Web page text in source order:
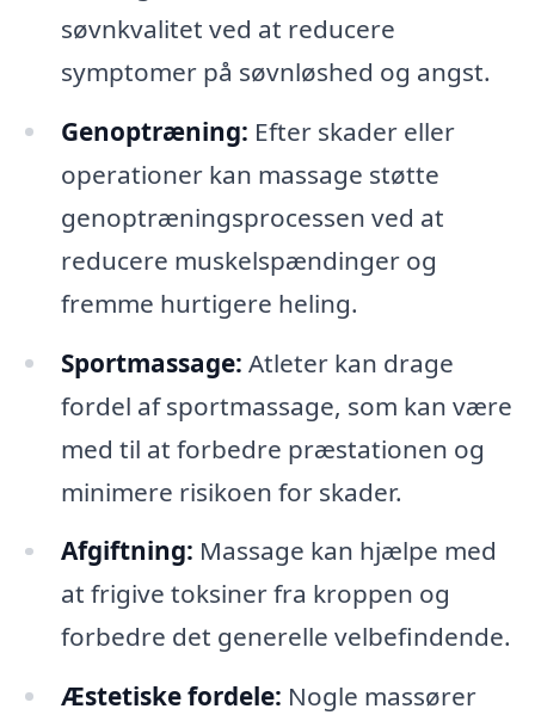
søvnkvalitet ved at reducere
symptomer på søvnløshed og angst.
Genoptræning: Efter skader eller
operationer kan massage støtte
genoptræningsprocessen ved at
reducere muskelspændinger og
fremme hurtigere heling.
Sportmassage: Atleter kan drage
fordel af sportmassage, som kan være
med til at forbedre præstationen og
minimere risikoen for skader.
Afgiftning: Massage kan hjælpe med
at frigive toksiner fra kroppen og
forbedre det generelle velbefindende.
Æstetiske fordele: Nogle massører